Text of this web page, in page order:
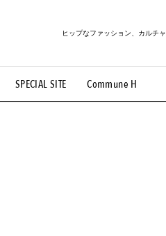
SPECIAL SITE Commune H
ヒップなファッション、カルチ
#路地裏てぃーん。 #MONTHLY
#MOVIE #LIFESTYLE